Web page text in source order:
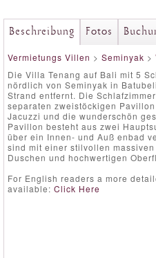
Beschreibung Fotos
Vermietungs Villen > Seminyak >
Die Villa Tenang auf Bali mit 5
nördlich von Seminyak in
Strand entfernt. Die
separaten zweistöckigen
Jacuzzi und die wunderschön
Pavillon besteht aus zwei
über ein Innen- und Auß enbad
sind mit einer stilvollen
Duschen und hochwertigen
For English readers a more
available: Click Here